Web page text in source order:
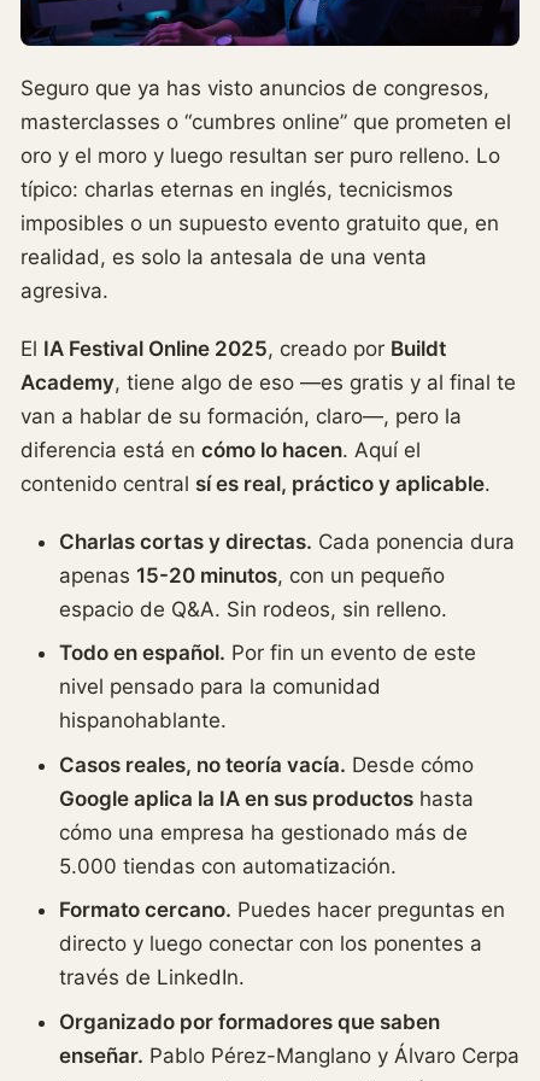
Seguro que ya has visto anuncios de congresos,
masterclasses o “cumbres online” que prometen el
oro y el moro y luego resultan ser puro relleno. Lo
típico: charlas eternas en inglés, tecnicismos
imposibles o un supuesto evento gratuito que, en
realidad, es solo la antesala de una venta
agresiva.
El IA Festival Online 2025, creado por Buildt
Academy, tiene algo de eso —es gratis y al final te
van a hablar de su formación, claro—, pero la
diferencia está en cómo lo hacen. Aquí el
contenido central sí es real, práctico y aplicable.
Charlas cortas y directas. Cada ponencia dura
apenas 15-20 minutos, con un pequeño
espacio de Q&A. Sin rodeos, sin relleno.
Todo en español. Por fin un evento de este
nivel pensado para la comunidad
hispanohablante.
Casos reales, no teoría vacía. Desde cómo
Google aplica la IA en sus productos hasta
cómo una empresa ha gestionado más de
5.000 tiendas con automatización.
Formato cercano. Puedes hacer preguntas en
directo y luego conectar con los ponentes a
través de LinkedIn.
Organizado por formadores que saben
enseñar. Pablo Pérez-Manglano y Álvaro Cerpa